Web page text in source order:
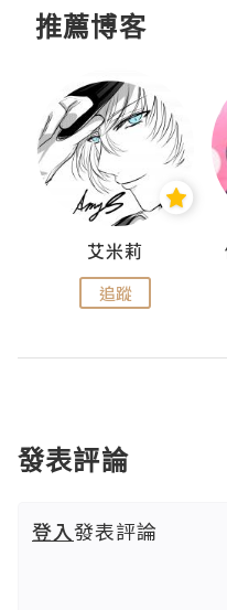
推薦博客
艾米莉
追蹤
發表評論
登入發表評論